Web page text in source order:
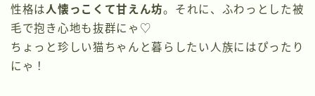
性格は人懐っこくて甘えん坊。それに、ふわっとした被
毛で抱き心地も抜群にゃ♡
ちょっと珍しい猫ちゃんと暮らしたい人族にはぴったり
にゃ！